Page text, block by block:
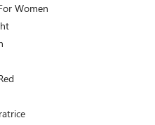
Women